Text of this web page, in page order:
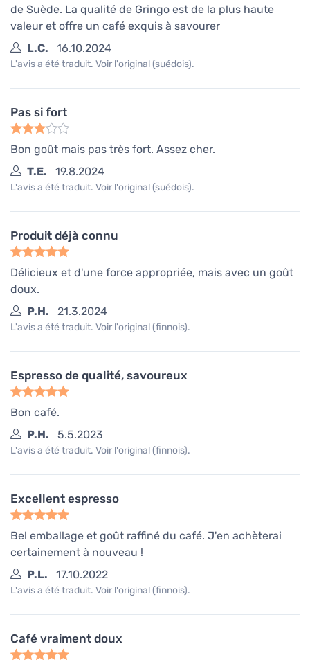
de Suède. La qualité de Gringo est de la plus haute
valeur et offre un café exquis à savourer
L.C.
16.10.2024
L'avis a été traduit. Voir l'original (suédois).
Pas si fort
Bon goût mais pas très fort. Assez cher.
T.E.
19.8.2024
L'avis a été traduit. Voir l'original (suédois).
Produit déjà connu
Délicieux et d'une force appropriée, mais avec un goût
doux.
P.H.
21.3.2024
L'avis a été traduit. Voir l'original (finnois).
Espresso de qualité, savoureux
Bon café.
P.H.
5.5.2023
L'avis a été traduit. Voir l'original (finnois).
Excellent espresso
Bel emballage et goût raffiné du café. J'en achèterai
certainement à nouveau !
P.L.
17.10.2022
L'avis a été traduit. Voir l'original (finnois).
Café vraiment doux